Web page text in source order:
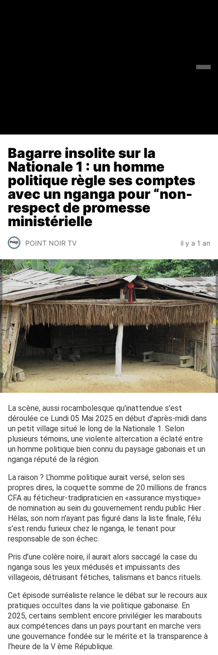
Bagarre insolite sur la
Nationale 1 : un homme
politique règle ses comptes
avec un nganga pour “non-
respect de promesse
ministérielle
POINT NOIR TV il y a 1 an
La scène, aussi rocambolesque qu’inattendue s’est
déroulée ce Lundi 05 Mai 2025 en début d’après-midi dans
un petit village situé le long de la Nationale 1. Selon
plusieurs témoins, une violente altercation a éclaté entre
un homme politique bien connu du paysage gabonais et un
nganga réputé de la région.
La raison ? L’homme politique aurait versé, selon ses
propres dires, la coquette somme de 20 millions de francs
CFA au féticheur-tradipraticien en «assurance mystique»
de nomination au sein du gouvernement rendu public Hier .
Hélas, son nom n’ayant pas figuré dans la liste finale, l’élu
s’est rendu furieux chez le nganga, le tenant pour
responsable de son échec.
Pris d’une colère noire, il aurait alors saccagé la case du
nganga sous les yeux médusés et impuissants des
villageois, détruisant fétiches, talismans et bancs rituels.
Cet épisode surréaliste relance le débat sur le recours aux
pratiques occultes dans la vie politique gabonaise. En
2025, certains semblent encore privilégier les marabouts
aux compétences dans un pays pourtant en marche vers
une gouvernance fondée sur le mérite et la transparence à
l’heure de la V ème République.